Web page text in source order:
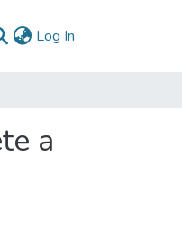
Log In
a